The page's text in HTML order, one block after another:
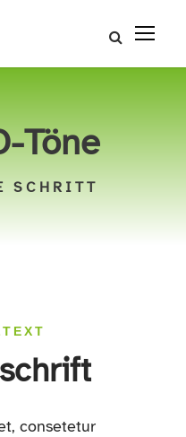
Töne
SCHRITT
consetetur